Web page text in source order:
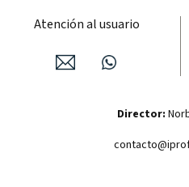
Atención al usuario
Director: